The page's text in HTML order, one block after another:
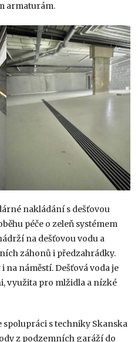
armaturám.
nakládání s dešťovou
péče o zeleň systémem
na dešťovou vodu a
záhonů i předzahrádky.
náměstí. Dešťová voda je
využita pro mlžidla a nízké
s techniky Skanska
z podzemních garáží do